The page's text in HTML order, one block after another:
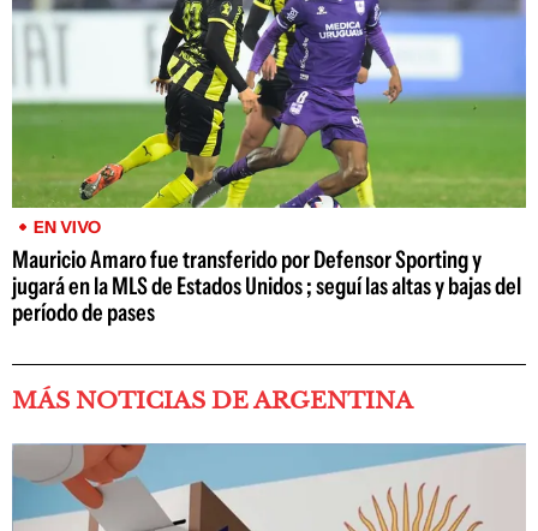
EN VIVO
Mauricio Amaro fue transferido por Defensor Sporting y
jugará en la MLS de Estados Unidos ; seguí las altas y bajas del
período de pases
MÁS NOTICIAS DE ARGENTINA